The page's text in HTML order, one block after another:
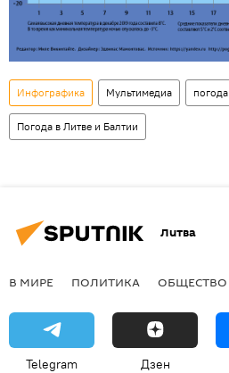
Инфографика Мультимедиа погода
Погода в Литве и Балтии
Литва
В МИРЕ ПОЛИТИКА ОБЩЕСТВО
Telegram Дзен